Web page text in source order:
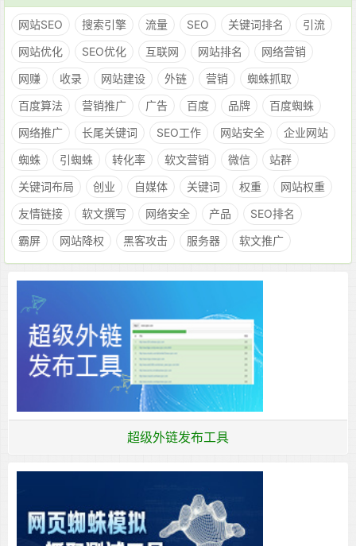
网站SEO 搜索引擎 流量 SEO 关键词排名
引流
网站优化
SEO优化 互联网 网站排名
网络营销
网赚
收录 网站建设 外链 营销
蜘蛛抓取
百度算法
营销推广 广告 百度 品牌
百度蜘蛛
网络推广
长尾关键词 SEO工作 网站安全
企业网站
蜘蛛
引蜘蛛 转化率 软文营销 微信
站群
关键词布局
创业 自媒体 关键词 权重
网站权重
友情链接
软文撰写 网络安全 产品
SEO排名
霸屏
网站降权 黑客攻击 服务器 软文推广
超级外链发布工具